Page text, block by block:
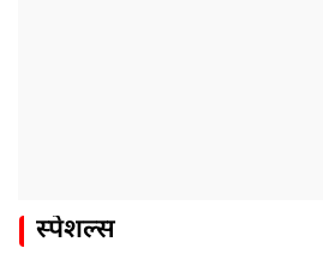
स्पेशल्स